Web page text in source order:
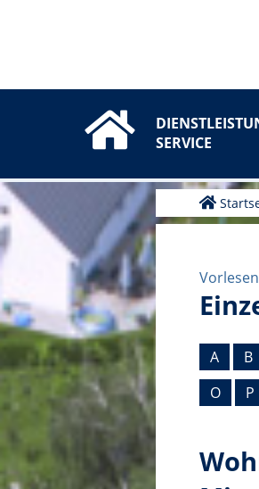
SERVICE
Vorlesen
A B
O
P